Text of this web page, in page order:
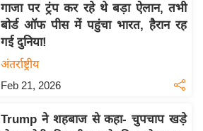
गाजा पर ट्रंप कर रहे थे बड़ा ऐलान, तभी
बोर्ड ऑफ पीस में पहुंचा भारत, हैरान रह
गई दुनिया!
अंतर्राष्ट्रीय
Feb 21, 2026
Trump ने शहबाज से कहा- चुपचाप खड़े